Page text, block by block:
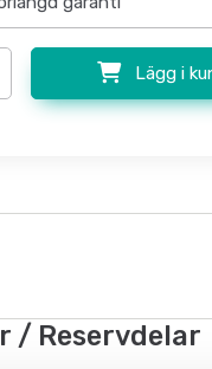
Lägg i
/ Reservdelar